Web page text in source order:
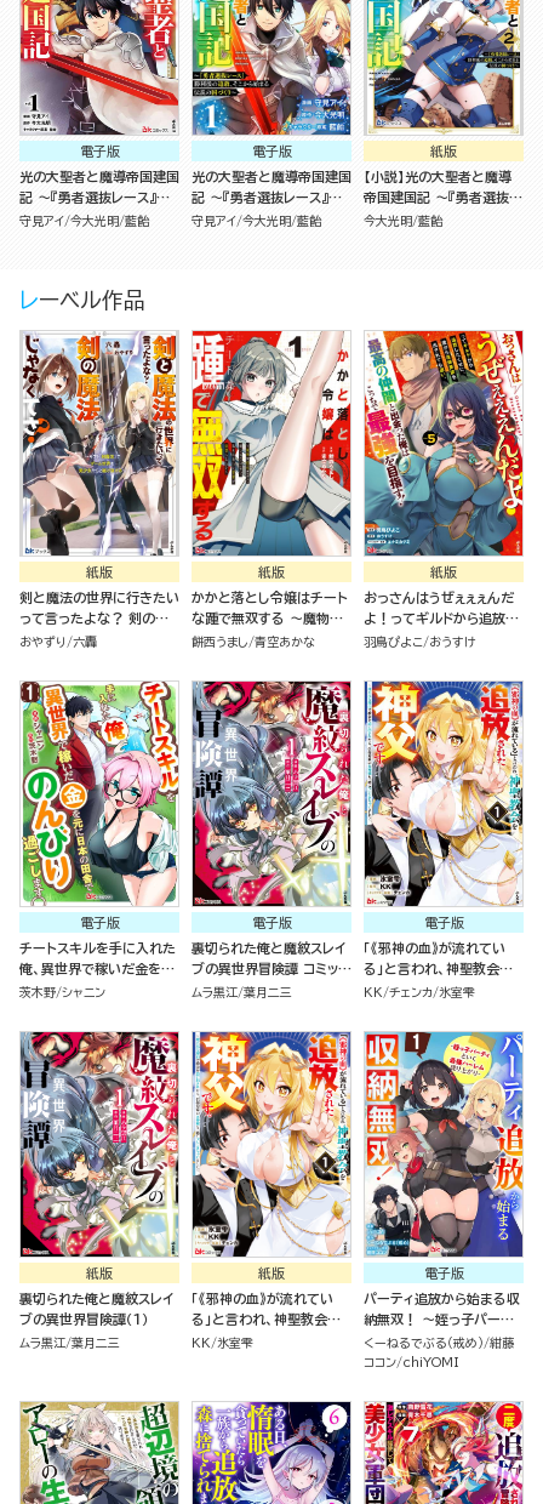
電子版
光の大聖者と魔導帝国建国
記 ～『勇者選抜レース』勝
利後の追放、そこから始ま
守見アイ 今大光明 藍飴
電子版
光の大聖者と魔導帝国建国
記 ～『勇者選抜レース』勝
利後の追放、そこから始ま
守見アイ 今大光明 藍飴
紙版
【小説】光の大聖者と魔導
帝国建国記 ～『勇者選抜レ
ース』勝利後の追放、そこか
今大光明 藍飴
レーベル作品
紙版
剣と魔法の世界に行きたい
って言ったよな？ 剣の魔
法じゃなくてさ？ ～ギフト
少女たちと駆け抜ける～
おやずり 六轟
紙版
かかと落とし令嬢はチート
な踵で無双する ～魔物を
即死させて楽しんでいた
壊しました～（１）
餅西うまし 青空あかな
紙版
おっさんはうぜぇぇぇんだ
よ！ってギルドから追放し
たくせに、後から復帰要請
仲間と出会った俺はこっち
で最強を目指す！（５）
羽鳥ぴよこ おうすけ
電子版
チートスキルを手に入れた
俺、異世界で稼いだ金を元
に日本の田舎でのんびり過
版）
茨木野 シャニン
電子版
裏切られた俺と魔紋スレイ
ブの異世界冒険譚 コミック
版 （1）
ムラ黒江 葉月二三
電子版
「《邪神の血》が流れてい
る」と言われ、神聖教会を
追放された神父です。 ～理
されたら、信仰対象の女神
様も一緒についてきちゃい
ました～ コミック版 （1）
KK チェンカ 氷室雫
紙版
裏切られた俺と魔紋スレイ
ブの異世界冒険譚（１）
ムラ黒江 葉月二三
紙版
「《邪神の血》が流れてい
る」と言われ、神聖教会を
追放された神父です。 ～理
様も一緒についてきちゃい
ました～ （１）
KK 氷室雫
電子版
パーティ追放から始まる収
納無双！ ～姪っ子パーテ
ィといく最強ハーレム成り
上がり～ コミック版（分冊
くーねるでぶる（戒め） 紺藤
ココン chiYOMI